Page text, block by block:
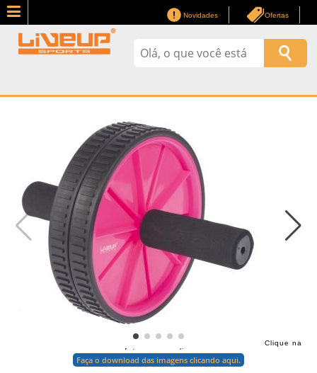
Novidades Ofertas
Clique na
foto para ampliar
Faça o download das imagens clicando aqui.